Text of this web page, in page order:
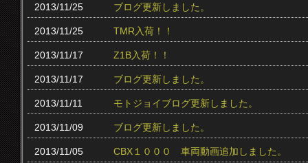
2013/11/25 ブログ更新しました。
2013/11/25 TMR入荷！！
2013/11/17 Z1B入荷！！
2013/11/17 ブログ更新しました。
2013/11/11 モトジョイブログ更新しました。
2013/11/09 ブログ更新しました。
2013/11/05 CBX１０００ 車両動画追加しました。